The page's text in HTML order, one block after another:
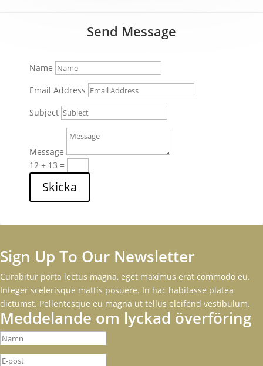
Send Message
Name
Email Address
Subject
Message
12 + 13 =
Skicka
Sign Up To Our Newsletter
Curabitur porta lectus magna, eget maximus erat commodo eu.
Integer scelerisque mattis posuere. In hac habitasse platea
dictumst. Pellentesque eu magna ut tellus eleifend vestibulum.
Meddelande om lyckad överföring